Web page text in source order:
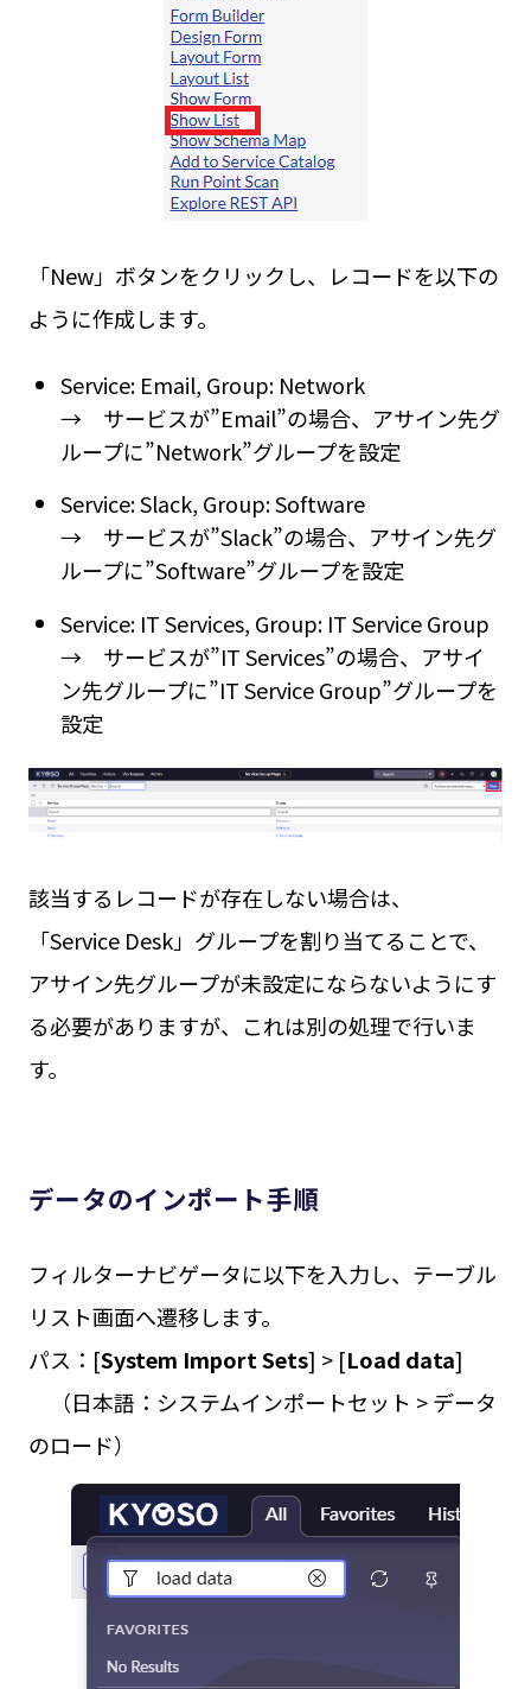
「New」ボタンをクリックし、レコードを以下の
ように作成します。
Service: Email, Group: Network
→ サービスが”Email”の場合、アサイン先グ
ループに”Network”グループを設定
Service: Slack, Group: Software
→ サービスが”Slack”の場合、アサイン先グ
ループに”Software”グループを設定
Service: IT Services, Group: IT Service Group
→ サービスが”IT Services”の場合、アサイ
ン先グループに”IT Service Group”グループを
設定
該当するレコードが存在しない場合は、
「Service Desk」グループを割り当てることで、
アサイン先グループが未設定にならないようにす
る必要がありますが、これは別の処理で行いま
す。
データのインポート手順
フィルターナビゲータに以下を入力し、テーブル
リスト画面へ遷移します。
パス：[System Import Sets] > [Load data]
（日本語：システムインポートセット > データ
のロード）